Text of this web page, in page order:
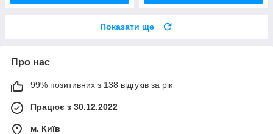
Показати ще
Про нас
99% позитивних з 138 відгуків за рік
Працює з 30.12.2022
м. Київ